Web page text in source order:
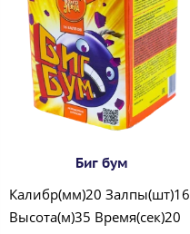
Биг бум
Калибр(мм)20 Залпы(шт)16
Высота(м)35 Время(сек)20